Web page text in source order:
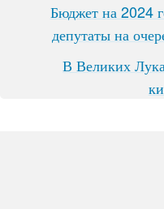
Бюджет на 2024
депутаты на
В Великих